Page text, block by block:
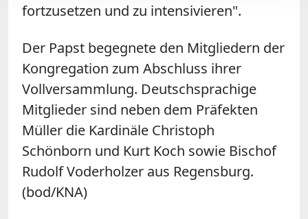
fortzusetzen und zu intensivieren".
Der Papst begegnete den Mitgliedern der
Kongregation zum Abschluss ihrer
Vollversammlung. Deutschsprachige
Mitglieder sind neben dem Präfekten
Müller die Kardinäle Christoph
Schönborn und Kurt Koch sowie Bischof
Rudolf Voderholzer aus Regensburg.
(bod/KNA)